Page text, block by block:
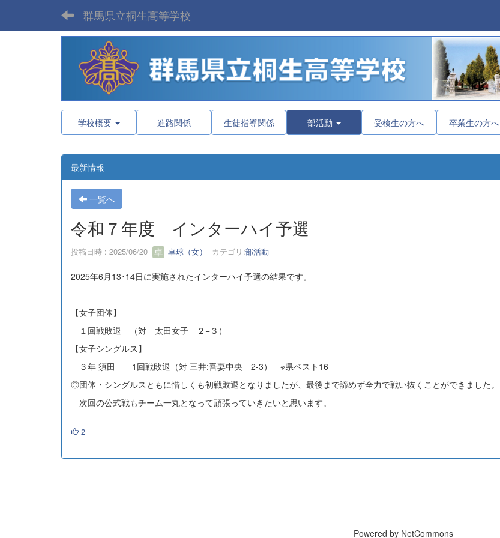
群馬県立桐生高等学校
学校概要 進路関係 生徒指導関係 部活動 受検生の方へ 卒業生の方へ
最新情報
一覧へ
令和７年度 インターハイ予選
投稿日時 : 2025/06/20 卓球（女） カテゴリ:部活動
2025年6月13･14日に実施されたインターハイ予選の結果です。
【女子団体】
１回戦敗退 （対 太田女子 ２−３）
【女子シングルス】
３年 須田 1回戦敗退（対 三井:吾妻中央 2-3） ※県ベスト16
◎団体・シングルスともに惜しくも初戦敗退となりましたが、最後まで諦めず全力で戦い抜くことができました。
次回の公式戦もチーム一丸となって頑張っていきたいと思います。
2
Powered by NetCommons